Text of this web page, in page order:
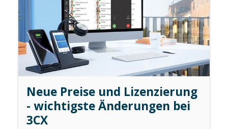
Neue Preise und Lizenzierung
- wichtigste Änderungen bei
3CX